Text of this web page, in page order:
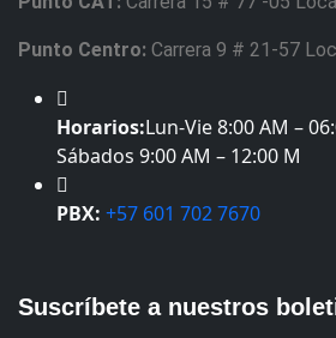
Punto Centro: Carrera 9 # 21-57
Horarios:Lun-Vie 8:00 AM –
Sábados 9:00 AM – 12:00 M
PBX: +57 601 702 7670
Suscríbete a nuestros